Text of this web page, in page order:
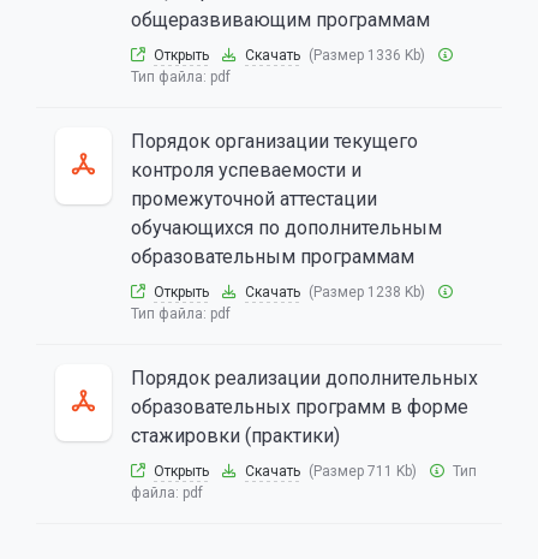
общеразвивающим программам
Открыть Скачать (Размер 1336 Kb)
Тип файла: pdf
Порядок организации текущего
контроля успеваемости и
промежуточной аттестации
обучающихся по дополнительным
образовательным программам
Открыть Скачать (Размер 1238 Kb)
Тип файла: pdf
Порядок реализации дополнительных
образовательных программ в форме
стажировки (практики)
Открыть Скачать (Размер 711 Kb)
Тип
файла: pdf